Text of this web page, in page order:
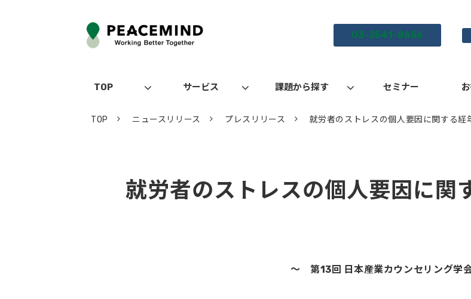
03-3541-8656
TOP サービス 課題から探す セミナー
TOP ニュースリリース プレスリリース 就労者のストレスの個人要因に関する経
就労者のストレスの個人要因に関
～ 第13回 日本産業カウンセリング学